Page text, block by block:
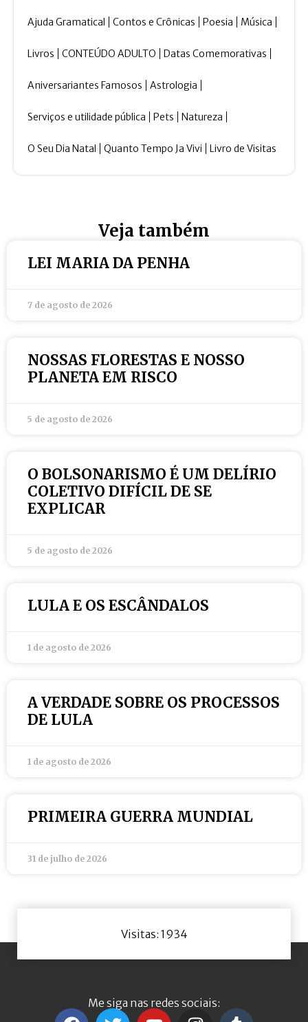
Ajuda Gramatical Contos e Crônicas Poesia Música
Livros CONTEÚDO ADULTO Datas Comemorativas
Aniversariantes Famosos Astrologia
Serviços e utilidade pública Pets Natureza
O Seu Dia Natal Quanto Tempo Ja Vivi Livro de Visitas
Veja também
LEI MARIA DA PENHA
7 de agosto de 2026
NOSSAS FLORESTAS E NOSSO
PLANETA EM RISCO
5 de agosto de 2026
O BOLSONARISMO É UM DELÍRIO
COLETIVO DIFÍCIL DE SE
EXPLICAR
5 de agosto de 2026
LULA E OS ESCÂNDALOS
1 de agosto de 2026
A VERDADE SOBRE OS PROCESSOS
DE LULA
1 de agosto de 2026
PRIMEIRA GUERRA MUNDIAL
31 de julho de 2026
Visitas: 1934
Me siga nas redes sociais: